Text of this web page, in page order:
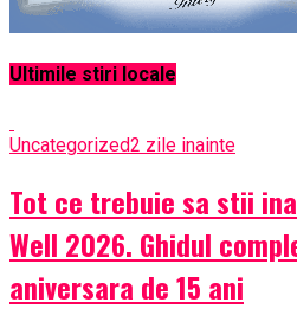
Ultimile stiri locale
Uncategorized2 zile inainte
Tot ce trebuie sa stii
Well 2026. Ghidul
aniversara de 15 ani